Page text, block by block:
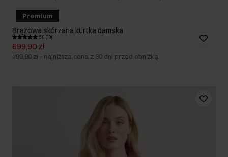
Premium
Brązowa skórzana kurtka damska
5.0 (10)
699,90 zł
799,90 zł - najniższa cena z 30 dni przed obniżką